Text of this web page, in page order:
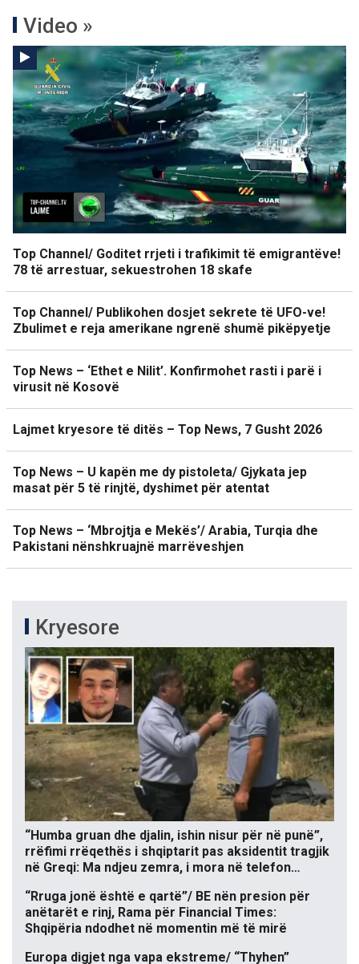
Video »
Top Channel/ Goditet rrjeti i trafikimit të emigrantëve!
78 të arrestuar, sekuestrohen 18 skafe
Top Channel/ Publikohen dosjet sekrete të UFO-ve!
Zbulimet e reja amerikane ngrenë shumë pikëpyetje
Top News – ‘Ethet e Nilit’. Konfirmohet rasti i parë i
virusit në Kosovë
Lajmet kryesore të ditës – Top News, 7 Gusht 2026
Top News – U kapën me dy pistoleta/ Gjykata jep
masat për 5 të rinjtë, dyshimet për atentat
Top News – ‘Mbrojtja e Mekës’/ Arabia, Turqia dhe
Pakistani nënshkruajnë marrëveshjen
Kryesore
“Humba gruan dhe djalin, ishin nisur për në punë”,
rrëfimi rrëqethës i shqiptarit pas aksidentit tragjik
në Greqi: Ma ndjeu zemra, i mora në telefon…
“Rruga jonë është e qartë”/ BE nën presion për
anëtarët e rinj, Rama për Financial Times:
Shqipëria ndodhet në momentin më të mirë
Europa digjet nga vapa ekstreme/ “Thyhen”